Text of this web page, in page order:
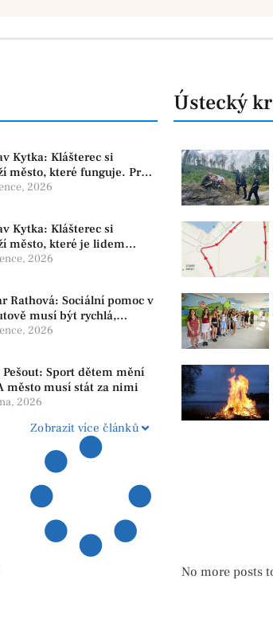
Kytka: Klášterec si
město, které funguje. Proto
program, který řeší
2026
Kytka: Klášterec si
město, které je lidem
2026
Rathová: Sociální pomoc v
musí být rychlá,
a férová. Ne udržovat
2026
Sport dětem mění
město musí stát za nimi
2026
Zobrazit více článků
Ústecký
No more posts